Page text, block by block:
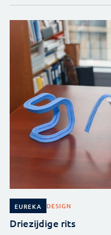
EUREKA DESIGN
Driezijdige rits